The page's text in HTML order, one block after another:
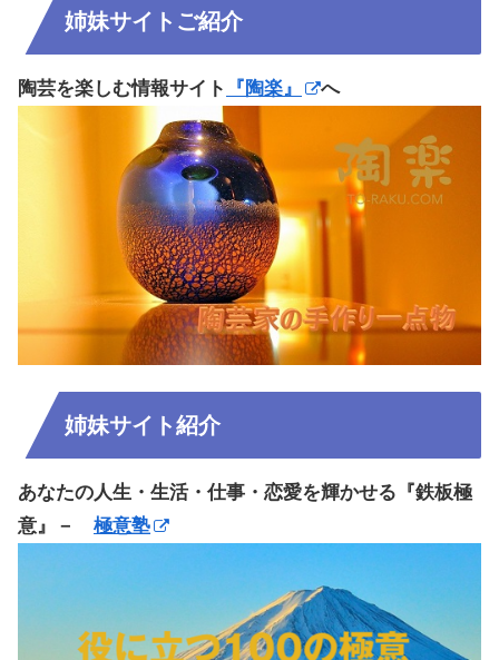
姉妹サイトご紹介
陶芸を楽しむ情報サイト 『陶楽』 へ
姉妹サイト紹介
あなたの人生・生活・仕事・恋愛を輝かせる『鉄板極
意』－ 極意塾